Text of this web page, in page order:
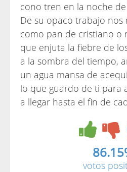
cono tren en la noche
De su opaco trabajo nos
como pan de cristiano o
que enjuta la fiebre de
a la sombra del tiempo,
un agua mansa de
lo que guardo de ti para
a llegar hasta el fin de
votos